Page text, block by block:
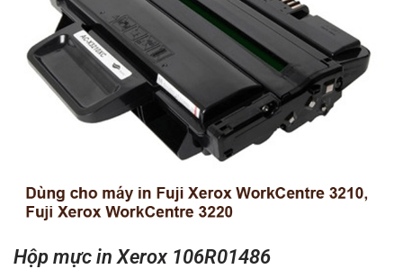
Hộp mực in Xerox 106R01486